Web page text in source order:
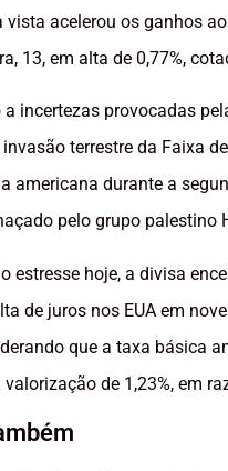
vista acelerou os ganhos
13, em alta de 0,77%,
a incertezas provocadas
terrestre da Faixa
americana durante a
pelo grupo palestino
estresse hoje, a divisa
de juros nos EUA em
que a taxa básica
de 1,23%, em